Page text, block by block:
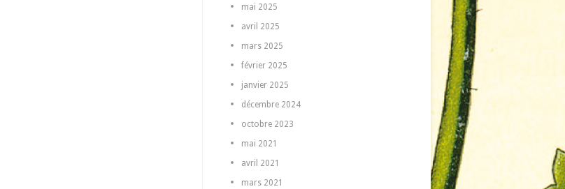
mai 2025
avril 2025
mars 2025
février 2025
janvier 2025
décembre 2024
octobre 2023
mai 2021
avril 2021
mars 2021